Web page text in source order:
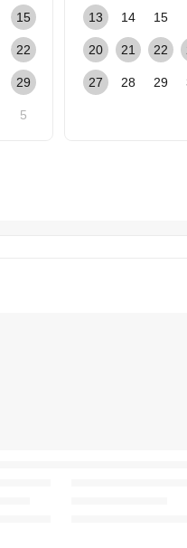
15
22
29
5
13 14 15
20 21 22
27 28 29